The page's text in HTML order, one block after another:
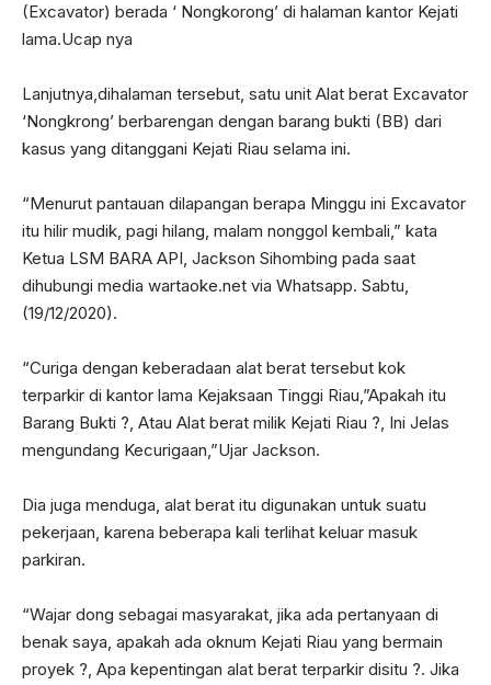
(Excavator) berada ‘ Nongkorong’ di halaman kantor Kejati
lama.Ucap nya
Lanjutnya,dihalaman tersebut, satu unit Alat berat Excavator
‘Nongkrong’ berbarengan dengan barang bukti (BB) dari
kasus yang ditanggani Kejati Riau selama ini.
“Menurut pantauan dilapangan berapa Minggu ini Excavator
itu hilir mudik, pagi hilang, malam nonggol kembali,” kata
Ketua LSM BARA API, Jackson Sihombing pada saat
dihubungi media wartaoke.net via Whatsapp. Sabtu,
(19/12/2020).
“Curiga dengan keberadaan alat berat tersebut kok
terparkir di kantor lama Kejaksaan Tinggi Riau,”Apakah itu
Barang Bukti ?, Atau Alat berat milik Kejati Riau ?, Ini Jelas
mengundang Kecurigaan,”Ujar Jackson.
Dia juga menduga, alat berat itu digunakan untuk suatu
pekerjaan, karena beberapa kali terlihat keluar masuk
parkiran.
“Wajar dong sebagai masyarakat, jika ada pertanyaan di
benak saya, apakah ada oknum Kejati Riau yang bermain
proyek ?, Apa kepentingan alat berat terparkir disitu ?. Jika